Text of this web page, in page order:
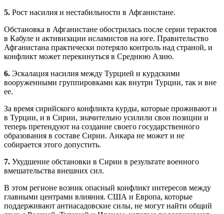
5. Рост насилия и нестабильности в Афганистане.
Обстановка в Афганистане обострилась после серии терактов
в Кабуле и активизации исламистов на юге. Правительство
Афганистана практически потеряло контроль над страной, и
конфликт может перекинуться в Среднюю Азию.
6. Эскалация насилия между Турцией и курдскими
вооруженными группировками как внутри Турции, так и вне
ее.
За время сирийского конфликта курды, которые проживают и
в Турции, и в Сирии, значительно усилили свои позиции и
теперь претендуют на создание своего государственного
образования в составе Сирии. Анкара не может и не
собирается этого допустить.
7. Ухудшение обстановки в Сирии в результате военного
вмешательства внешних сил.
В этом регионе возник опасный конфликт интересов между
главными центрами влияния. США и Европа, которые
поддерживают анти­асадовские силы, не могут найти общий